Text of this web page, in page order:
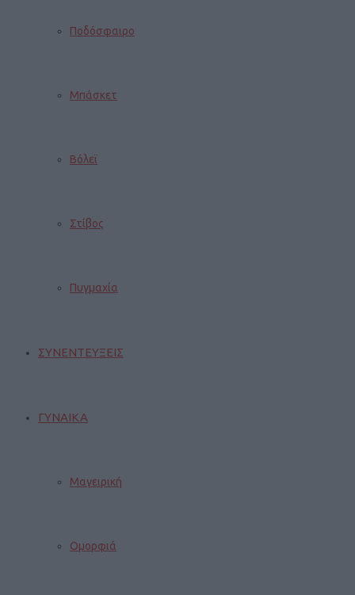
Ποδόσφαιρο
Μπάσκετ
Βόλεϊ
Στίβος
Πυγμαχία
ΣΥΝΕΝΤΕΥΞΕΙΣ
ΓΥΝΑΙΚΑ
Μαγειρική
Ομορφιά